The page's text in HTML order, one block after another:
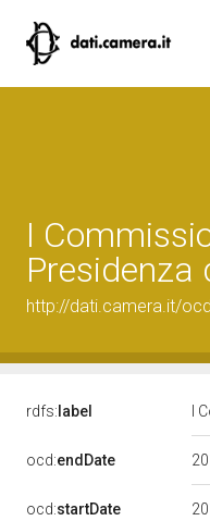
I
Presidenza
http://dati.camera.it/
rdfs: label I
ocd:endDate
ocd:startDate